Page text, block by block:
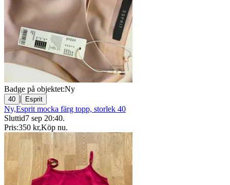
Badge på objektet:Ny
40 | Esprit
Ny,Esprit mocka färg topp, storlek 40
Sluttid7 sep 20:40.
Pris:350 kr,Köp nu.